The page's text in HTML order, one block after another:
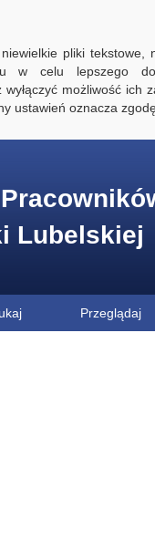
pliki tekstowe,
w celu lepszego
możliwość ich
ustawień oznacza
Lubelskiej
Przeglądaj